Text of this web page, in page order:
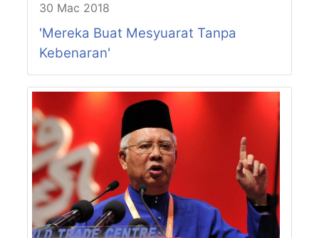
30 Mac 2018
'Mereka Buat Mesyuarat Tanpa
Kebenaran'